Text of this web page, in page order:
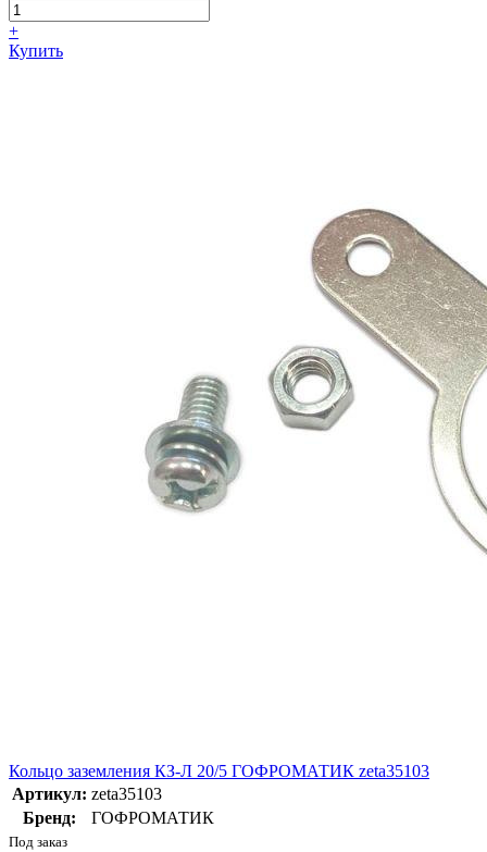
+
Купить
Кольцо заземления КЗ-Л 20/5 ГОФРОМАТИК zeta35103
Артикул: zeta35103
Бренд:
ГОФРОМАТИК
Под заказ